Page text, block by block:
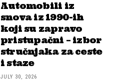
Automobili iz
snova iz 1990-ih
koji su zapravo
pristupačni – izbor
stručnjaka za ceste
i staze
JULY 30, 2026